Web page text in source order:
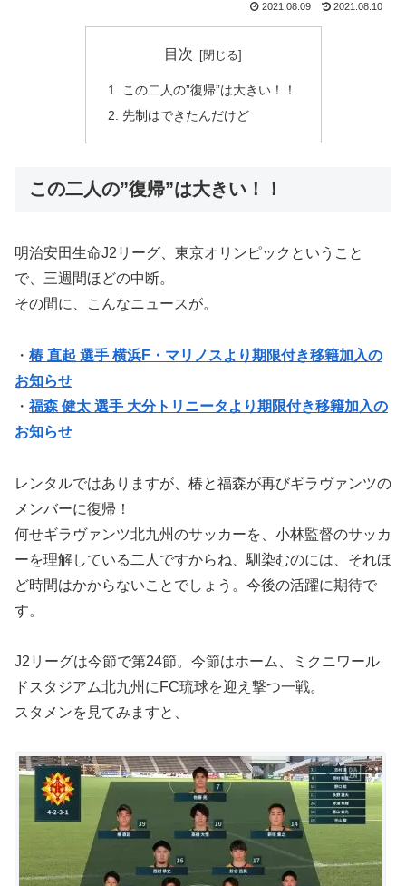
2021.08.09 2021.08.10
目次
この二人の”復帰”は大きい！！
先制はできたんだけど
この二人の”復帰”は大きい！！
明治安田生命J2リーグ、東京オリンピックということ
で、三週間ほどの中断。
その間に、こんなニュースが。
・ 椿 直起 選手 横浜F・マリノスより期限付き移籍加入の
お知らせ
・ 福森 健太 選手 大分トリニータより期限付き移籍加入の
お知らせ
レンタルではありますが、椿と福森が再びギラヴァンツの
メンバーに復帰！
何せギラヴァンツ北九州のサッカーを、小林監督のサッカ
ーを理解している二人ですからね、馴染むのには、それほ
ど時間はかからないことでしょう。今後の活躍に期待で
す。
J2リーグは今節で第24節。今節はホーム、ミクニワール
ドスタジアム北九州にFC琉球を迎え撃つ一戦。
スタメンを見てみますと、